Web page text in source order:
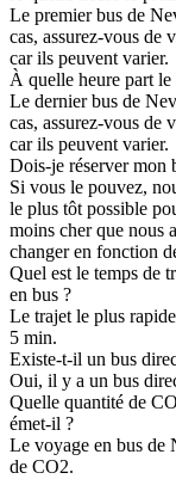
Le premier bus de
cas, assurez-vous de
car ils peuvent varier.
À quelle heure part
Le dernier bus de
cas, assurez-vous de
car ils peuvent varier.
Dois-je réserver mon
Si vous le pouvez,
le plus tôt possible
moins cher que nous
changer en fonction
Quel est le temps de
en bus ?
Le trajet le plus
5 min.
Existe-t-il un bus
Oui, il y a un bus
Quelle quantité de
émet-il ?
Le voyage en bus de
de CO2.